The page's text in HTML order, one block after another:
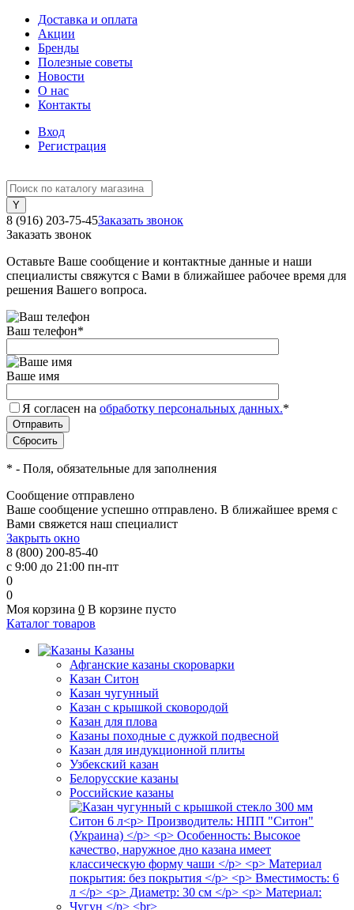
Доставка и оплата
Акции
Бренды
Полезные советы
Новости
О нас
Контакты
Вход
Регистрация
8 (916) 203-75-45Заказать звонок
Заказать звонок
Оставьте Ваше сообщение и контактные данные и наши
специалисты свяжутся с Вами в ближайшее рабочее время для
решения Вашего вопроса.
Ваш телефон*
Ваше имя
Я согласен на обработку персональных данных.*
* - Поля, обязательные для заполнения
Сообщение отправлено
Ваше сообщение успешно отправлено. В ближайшее время с
Вами свяжется наш специалист
Закрыть окно
8 (800) 200-85-40
с 9:00 до 21:00 пн-пт
0
0
Моя корзина 0 В корзине пусто
Каталог товаров
Казаны
Афганские казаны скороварки
Казан Ситон
Казан чугунный
Казан с крышкой сковородой
Казан для плова
Казаны походные с дужкой подвесной
Казан для индукционной плиты
Узбекский казан
Белорусские казаны
Российские казаны